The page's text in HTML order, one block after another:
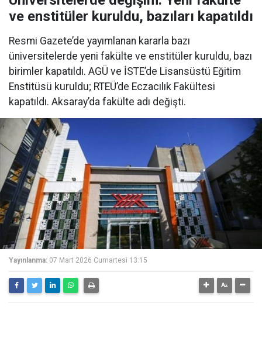
ve enstitüler kuruldu, bazıları kapatıldı
Resmi Gazete’de yayımlanan kararla bazı
üniversitelerde yeni fakülte ve enstitüler kuruldu, bazı
birimler kapatıldı. AGÜ ve İSTE’de Lisansüstü Eğitim
Enstitüsü kuruldu; RTEÜ’de Eczacılık Fakültesi
kapatıldı. Aksaray’da fakülte adı değişti.
Yayınlanma: 07 Mart 2026 Cumartesi 13:15